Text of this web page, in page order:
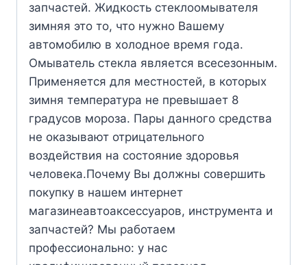
запчастей. Жидкость стеклоомывателя
зимняя это то, что нужно Вашему
автомобилю в холодное время года.
Омыватель стекла является всесезонным.
Применяется для местностей, в которых
зимня температура не превышает 8
градусов мороза. Пары данного средства
не оказывают отрицательного
воздействия на состояние здоровья
человека.Почему Вы должны совершить
покупку в нашем интернет
магазинеавтоаксессуаров, инструмента и
запчастей? Мы работаем
профессионально: у нас